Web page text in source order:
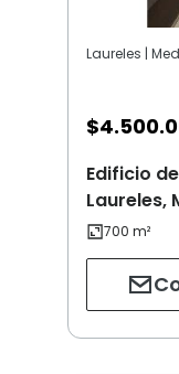
Laureles |
$
Edificio
Laureles,